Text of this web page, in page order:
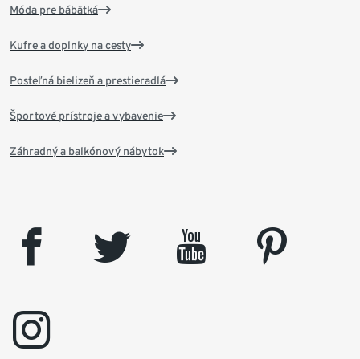
Móda pre bábätká
Kufre a doplnky na cesty
Posteľná bielizeň a prestieradlá
Športové prístroje a vybavenie
Záhradný a balkónový nábytok
facebook twitter youtube
pinterest
instagram